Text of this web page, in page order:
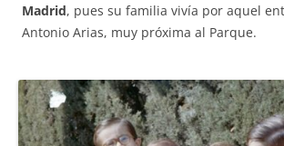
Madrid, pues su familia vivía por aquel
Antonio Arias, muy próxima al Parque.